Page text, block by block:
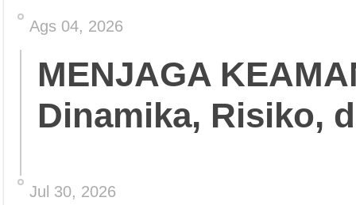
Ags 04, 2026
MENJAGA
Dinamika, Risiko,
Jul 30, 2026